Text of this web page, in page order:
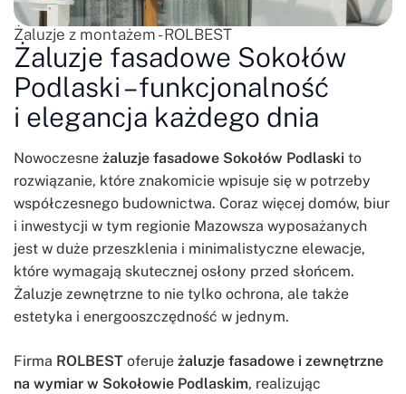
Żaluzje z montażem - ROLBEST
Żaluzje fasadowe Sokołów
Podlaski – funkcjonalność
i elegancja każdego dnia
Nowoczesne żaluzje fasadowe Sokołów Podlaski to
rozwiązanie, które znakomicie wpisuje się w potrzeby
współczesnego budownictwa. Coraz więcej domów, biur
i inwestycji w tym regionie Mazowsza wyposażanych
jest w duże przeszklenia i minimalistyczne elewacje,
które wymagają skutecznej osłony przed słońcem.
Żaluzje zewnętrzne to nie tylko ochrona, ale także
estetyka i energooszczędność w jednym.
Firma ROLBEST oferuje żaluzje fasadowe i zewnętrzne
na wymiar w Sokołowie Podlaskim, realizując